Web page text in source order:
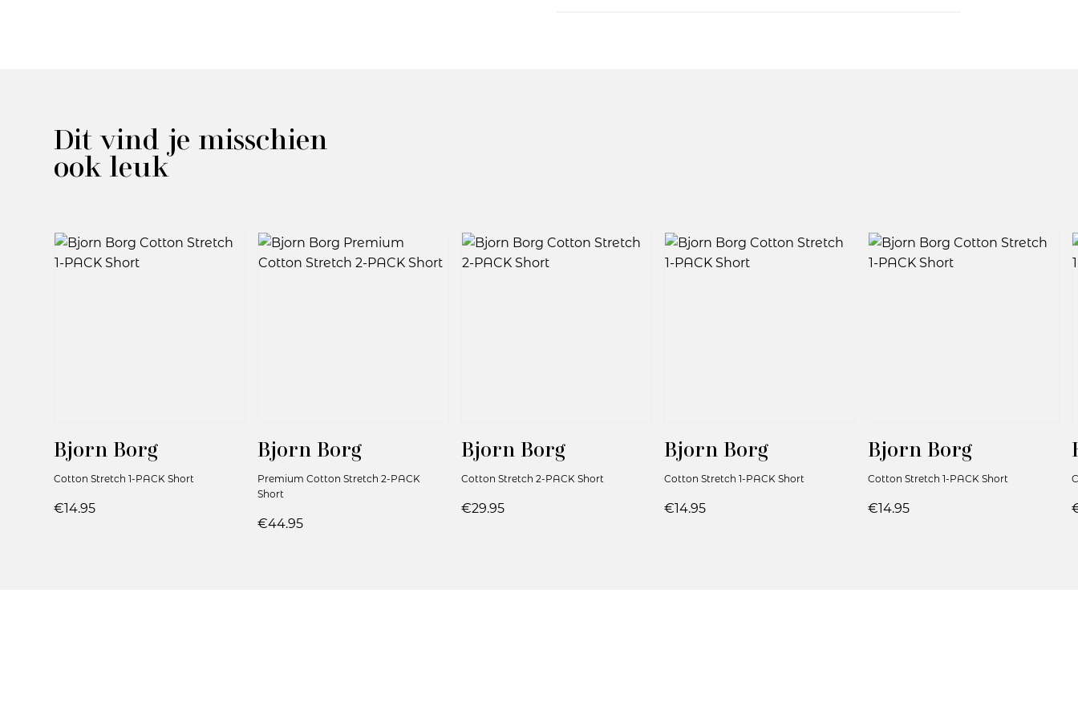
Dit vind je misschien
ook leuk
Bjorn Borg
Cotton Stretch 1-PACK Short
€14.95
Bjorn Borg
Premium Cotton Stretch 2-PACK
Short
€44.95
Bjorn Borg
Cotton Stretch 2-PACK Short
€29.95
Bjorn Borg
Cotton Stretch 1-PACK Short
€14.95
Bjorn Borg
Cotton Stretch 1-PACK Short
€14.95